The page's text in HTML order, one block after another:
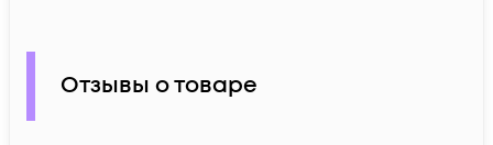
Отзывы о товаре